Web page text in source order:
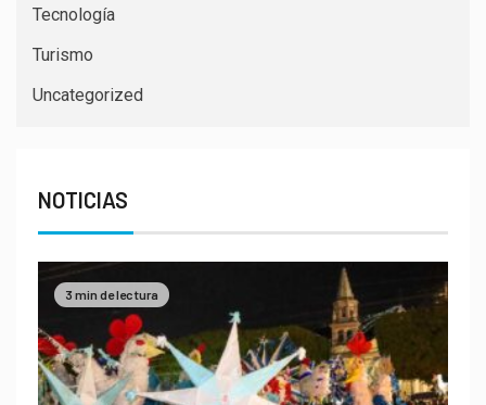
Tecnología
Turismo
Uncategorized
NOTICIAS
3 min de lectura